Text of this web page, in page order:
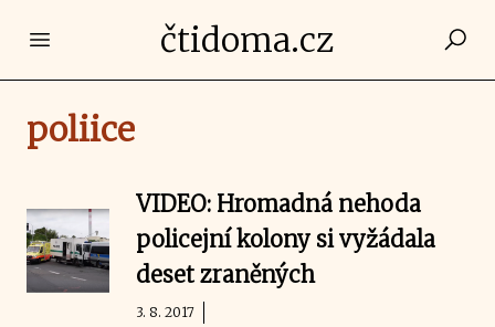
Open main menučtidoma.cz
poliice
VIDEO: Hromadná nehoda
policejní kolony si vyžádala
deset zraněných
3. 8. 2017